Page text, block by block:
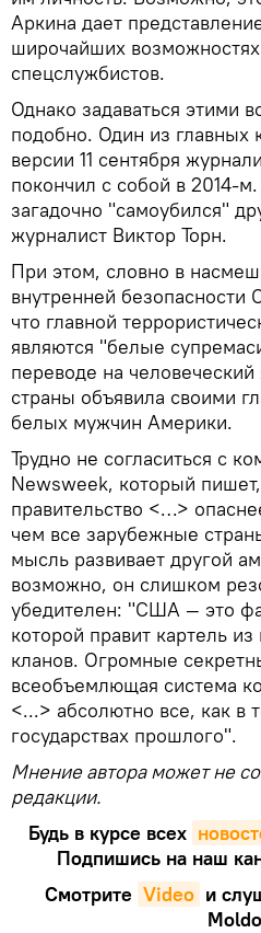
Аркина дает
широчайших
спецслужбистов.
Однако задаваться этими
подобно. Один из главных
версии 11 сентября
покончил с собой в 2014-
загадочно "самоубился"
журналист Виктор Торн.
При этом, словно в
внутренней
что главной
являются "белые
переводе на
страны объявила своими
белых мужчин Америки.
Трудно не согласиться с
Newsweek, который
правительство <…>
чем все зарубежные
мысль развивает другой
возможно, он слишком
убедителен: "США — это
которой правит картель
кланов. Огромные
всеобъемлющая система
<...> абсолютно все, как в
государствах прошлого".
Мнение автора может не
редакции.
Будь в курсе всех
Подпишись на наш
Смотрите Video и